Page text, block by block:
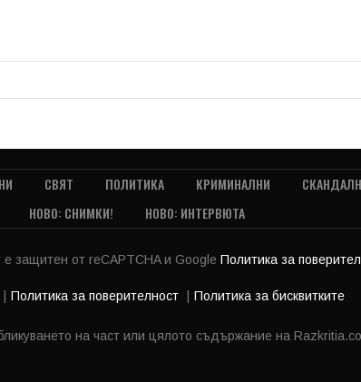
СВЯТ ПОЛИТИКА КРИМИНАЛНИ
НОВО: СНИМКИ! НОВО: ИНТЕРВЮТА
е защитен от reCAPTCHA и Google Политика за
Политика за поверителност Политика за бисквитките
на част или цялото съдържание на